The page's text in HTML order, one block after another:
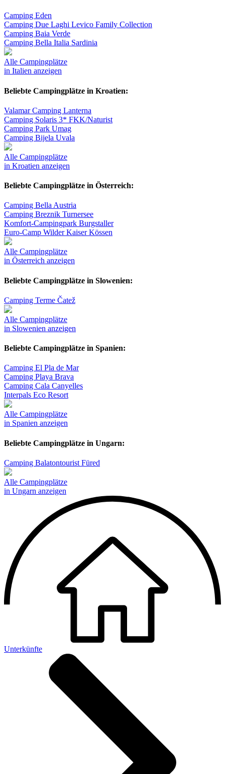
Camping Eden
Camping Due Laghi Levico Family Collection
Camping Baia Verde
Camping Bella Italia Sardinia
Alle Campingplätze
in Italien anzeigen
Beliebte Campingplätze in Kroatien:
Valamar Camping Lanterna
Camping Solaris 3* FKK/Naturist
Camping Park Umag
Camping Bijela Uvala
Alle Campingplätze
in Kroatien anzeigen
Beliebte Campingplätze in Österreich:
Camping Bella Austria
Camping Breznik Turnersee
Komfort-Campingpark Burgstaller
Euro-Camp Wilder Kaiser Kössen
Alle Campingplätze
in Österreich anzeigen
Beliebte Campingplätze in Slowenien:
Camping Terme Čatež
Alle Campingplätze
in Slowenien anzeigen
Beliebte Campingplätze in Spanien:
Camping El Pla de Mar
Camping Playa Brava
Camping Cala Canyelles
Interpals Eco Resort
Alle Campingplätze
in Spanien anzeigen
Beliebte Campingplätze in Ungarn:
Camping Balatontourist Füred
Alle Campingplätze
in Ungarn anzeigen
Unterkünfte